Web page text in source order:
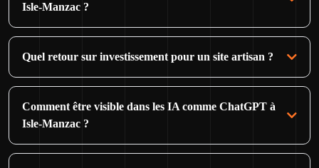
Isle-Manzac ?
Quel retour sur investissement pour un site artisan ?
Comment être visible dans les IA comme ChatGPT à
Isle-Manzac ?